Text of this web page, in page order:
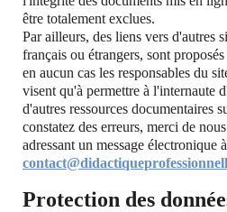
être totalement exclues.
Par ailleurs, des liens vers d'autres
français ou étrangers, sont
en aucun cas les responsables du
visent qu'à permettre à l'internaute
d'autres ressources documentaires
constatez des erreurs, merci de
adressant un message électronique
Protection des